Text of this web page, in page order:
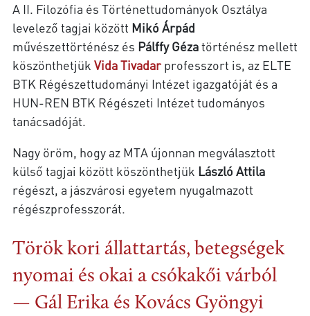
A II. Filozófia és Történettudományok Osztálya
levelező tagjai között Mikó Árpád
művészettörténész és Pálffy Gézatörténész mellett
köszönthetjük Vida Tivadarprofesszort is, az ELTE
BTK Régészettudományi Intézet igazgatóját és a
HUN-REN BTK Régészeti Intézet tudományos
tanácsadóját.
Nagy öröm, hogy az MTA újonnan megválasztott
külső tagjai között köszönthetjük László Attila
régészt, a jászvárosi egyetem nyugalmazott
régészprofesszorát.
Török kori állattartás, betegségek
nyomai és okai a csókakői várból
— Gál Erika és Kovács Gyöngyi